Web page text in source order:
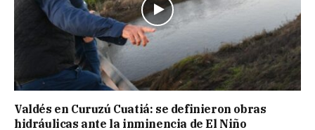
Valdés en Curuzú Cuatiá: se definieron obras
hidráulicas ante la inminencia de El Niño